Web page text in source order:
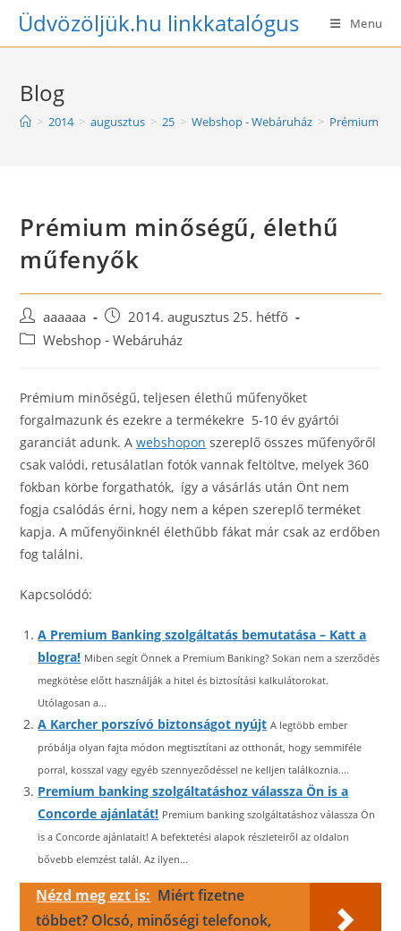
SkipÜdvözöljük.hu linkkatalógus Menu
Blog
> 2014 > augusztus > 25 > Webshop - Webáruház > Prémium
Prémium minőségű, élethű
műfenyők
Post
author:
aaaaaa
Post
published:
2014. augusztus 25. hétfő
PostWebshop - Webáruház
Prémium minőségű, teljesen élethű műfenyőket
forgalmazunk és ezekre a termékekre 5-10 év gyártói
garanciát adunk. Awebshopon szereplő összes műfenyőről
csak valódi, retusálatlan fotók vannak feltöltve, melyek 360
fokban körbe forgathatók, így a vásárlás után Önt nem
fogja csalódás érni, hogy nem a képen szereplő terméket
kapja. A műfenyőinknél élethűbb fákat már csak az erdőben
fog találni.
Kapcsolódó:
A Premium Banking szolgáltatás bemutatása – Katt a
blogra! Miben segít Önnek a Premium Banking? Sokan nem a szerződés
megkötése előtt használják a hitel és biztosítási kalkulátorokat.
Utólagosan a...
A Karcher porszívó biztonságot nyújt A legtöbb ember
próbálja olyan fajta módon megtisztítani az otthonát, hogy semmiféle
porral, kosszal vagy egyéb szennyeződéssel ne kelljen találkoznia....
Premium banking szolgáltatáshoz válassza Ön is a
Concorde ajánlatát! Premium banking szolgáltatáshoz válassza Ön
is a Concorde ajánlatait! A befektetési alapok részleteiről az oldalon
bővebb elemzést talál. Az ilyen...
Nézd meg ezt is: Miért fizetne
többet? Olcsó, minőségi telefonok,